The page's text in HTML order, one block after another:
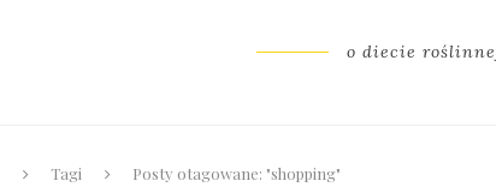
o diecie
Tagi Posty otagowane: "shopping"